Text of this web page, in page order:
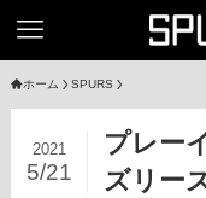
ホーム SPURS
プレー
ズリー
2021
5/21